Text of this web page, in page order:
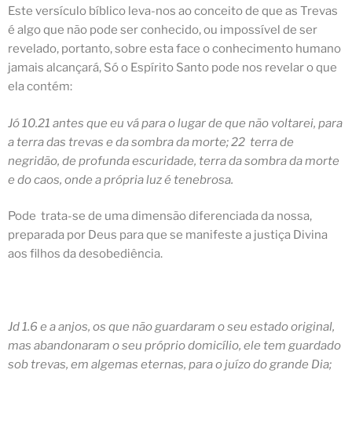
Este versículo bíblico leva-nos ao conceito de que as Trevas
é algo que não pode ser conhecido, ou impossível de ser
revelado, portanto, sobre esta face o conhecimento humano
jamais alcançará, Só o Espírito Santo pode nos revelar o que
ela contém:
Jó 10.21 antes que eu vá para o lugar de que não voltarei, para
a terra das trevas e da sombra da morte; 22 terra de
negridão, de profunda escuridade, terra da sombra da morte
e do caos, onde a própria luz é tenebrosa.
Pode trata-se de uma dimensãodiferenciada da nossa,
preparada por Deus para que se manifeste a justiça Divina
aos filhos da desobediência.
Jd 1.6 e a anjos, os que não guardaram o seu estado original,
mas abandonaram o seu próprio domicílio, ele tem guardado
sob trevas, em algemas eternas, para o juízo do grande Dia;